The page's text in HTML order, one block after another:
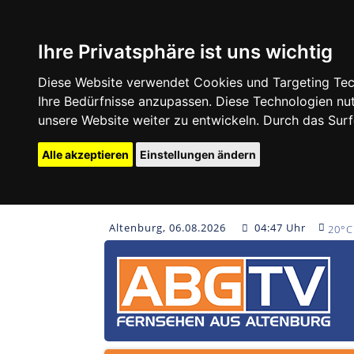
Ihre Privatsphäre ist uns wichtig
Diese Website verwendet Cookies und Targeting
Ihre Bedürfnisse anzupassen. Diese Technologien
unsere Website weiter zu entwickeln. Durch das
Alle akzeptieren Einstellungen ändern
Altenburg, 06.08.2026 04:47 Uhr 20°C